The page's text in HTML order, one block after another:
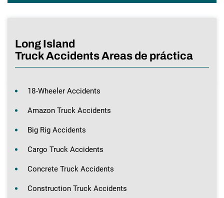
Long Island
Truck Accidents Areas de práctica
18-Wheeler Accidents
Amazon Truck Accidents
Big Rig Accidents
Cargo Truck Accidents
Concrete Truck Accidents
Construction Truck Accidents